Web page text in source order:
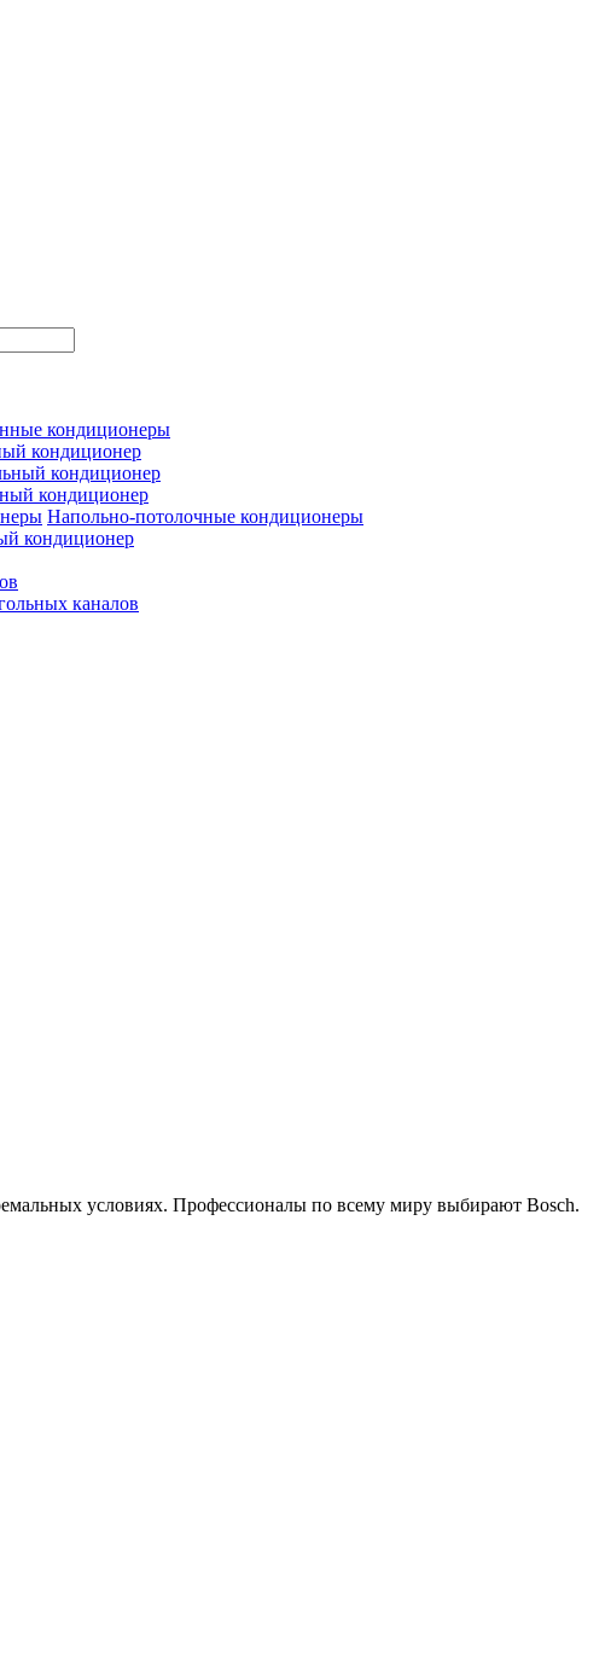
кондиционеры
кондиционер
кондиционер
кондиционер
Напольно-потолочные кондиционеры
кондиционер
каналов
условиях. Профессионалы по всему миру выбирают Bosch.